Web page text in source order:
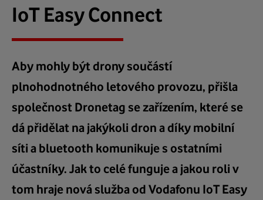
IoT Easy Connect
Aby mohly být drony součástí
plnohodnotného letového provozu, přišla
společnost Dronetag se zařízením, které se
dá přidělat na jakýkoli dron a díky mobilní
síti a bluetooth komunikuje s ostatními
účastníky. Jak to celé funguje a jakou roli v
tom hraje nová služba od Vodafonu IoT Easy